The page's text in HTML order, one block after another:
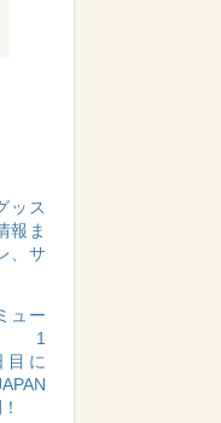
ッス
報ま
、サ
ュー
1
目に